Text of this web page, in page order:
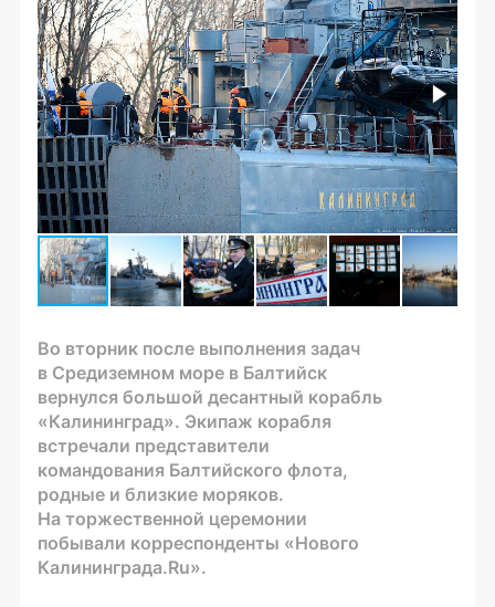
Во вторник после выполнения задач
в Средиземном море в Балтийск
вернулся большой десантный корабль
«Калининград». Экипаж корабля
встречали представители
командования Балтийского флота,
родные и близкие моряков.
На торжественной церемонии
побывали корреспонденты «Нового
Калининграда.Ru».